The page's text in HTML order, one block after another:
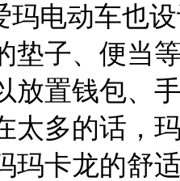
玛电动车也
垫子、便当
放置钱包、
太多的话，
玛卡龙的舒